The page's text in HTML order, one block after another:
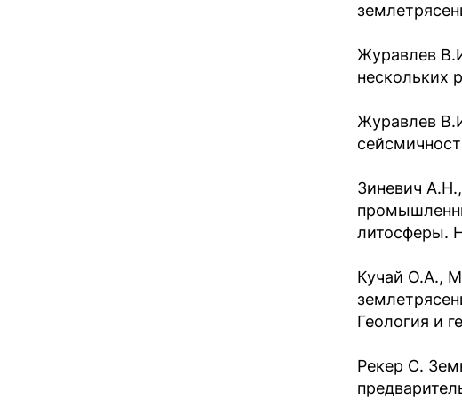
Журавлев
нескольких
Журавлев
Зиневич
литосферы.
Кучай О.А.,
Геология и
Рекер С.